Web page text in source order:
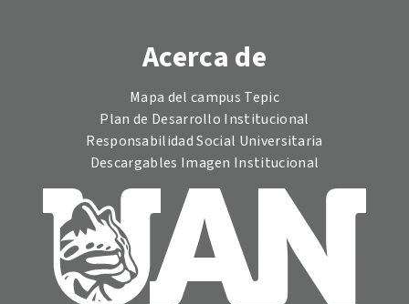
Acerca de
Mapa del campus Tepic
Plan de Desarrollo Institucional
Responsabilidad Social Universitaria
Descargables Imagen Institucional